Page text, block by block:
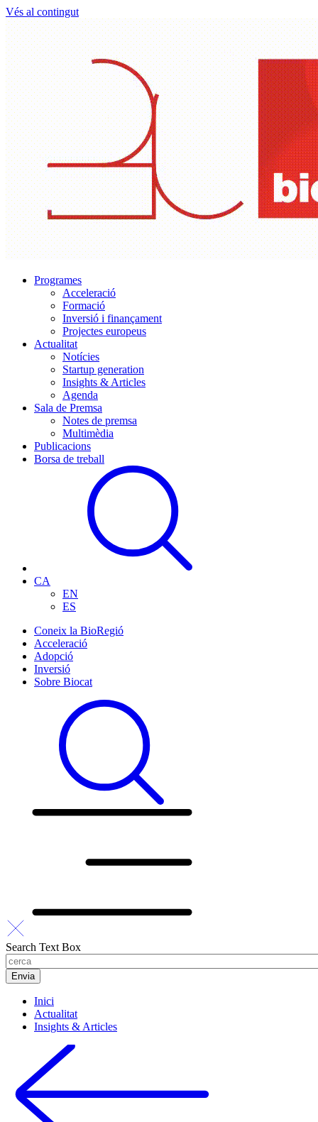
Vés al contingut
Programes
Acceleració
Formació
Inversió i finançament
Projectes europeus
Actualitat
Notícies
Startup generation
Insights & Articles
Agenda
Sala de Premsa
Notes de premsa
Multimèdia
Publicacions
Borsa de treball
CA
EN
ES
Coneix la BioRegió
Acceleració
Adopció
Inversió
Sobre Biocat
Search Text Box
Inici
Actualitat
Insights & Articles